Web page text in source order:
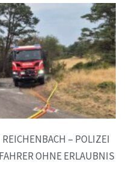
– POLIZEI
OHNE ERLAUBNIS